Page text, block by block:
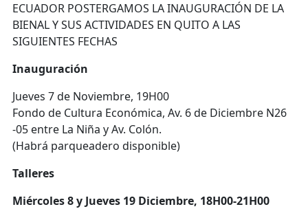
ECUADOR POSTERGAMOS LA INAUGURACIÓN DE LA
BIENAL Y SUS ACTIVIDADES EN QUITO A LAS
SIGUIENTES FECHAS
Inauguración
Jueves 7 de Noviembre, 19H00
Fondo de Cultura Económica, Av. 6 de Diciembre N26
-05 entre La Niña y Av. Colón.
(Habrá parqueadero disponible)
Talleres
Miércoles 8 y Jueves 19 Diciembre, 18H00-21H00